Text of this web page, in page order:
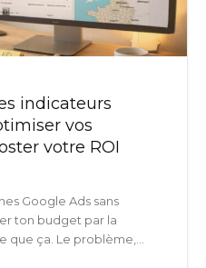
indicateurs
vos
votre ROI
Google Ads sans
ton budget par la
fenêtre. C’est aussi simple que ça. Le problème,...